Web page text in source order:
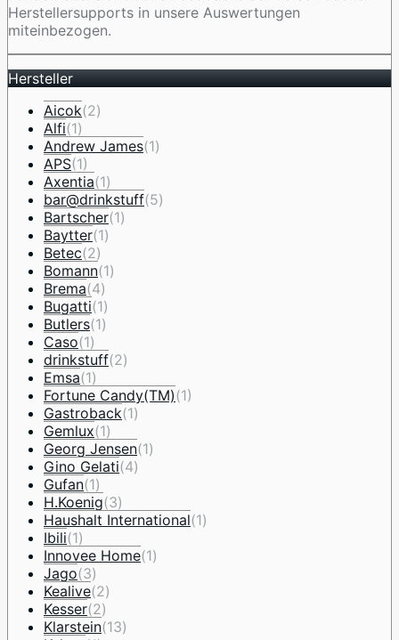
Herstellersupports in unsere Auswertungen
miteinbezogen.
Hersteller
Aicok(2)
Alfi(1)
Andrew James(1)
APS(1)
Axentia(1)
bar@drinkstuff(5)
Bartscher(1)
Baytter(1)
Betec(2)
Bomann(1)
Brema(4)
Bugatti(1)
Butlers(1)
Caso(1)
drinkstuff(2)
Emsa(1)
Fortune Candy(TM)(1)
Gastroback(1)
Gemlux(1)
Georg Jensen(1)
Gino Gelati(4)
Gufan(1)
H.Koenig(3)
Haushalt International(1)
Ibili(1)
Innovee Home(1)
Jago(3)
Kealive(2)
Kesser(2)
Klarstein(13)